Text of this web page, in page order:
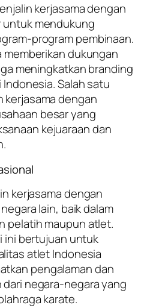
kerjasama dengan
mendukung
program pembinaan.
memberikan dukungan
meningkatkan branding
Salah satu
dengan
besar yang
kejuaraan dan
kerjasama dengan
lain, baik dalam
pelatih maupun atlet.
ini bertujuan untuk
atlet Indonesia
pengalaman dan
negara-negara yang
karate.